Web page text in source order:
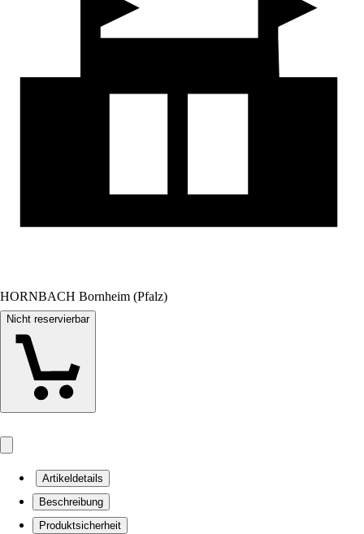
HORNBACH Bornheim (Pfalz)
Nicht reservierbar
Artikeldetails
Beschreibung
Produktsicherheit